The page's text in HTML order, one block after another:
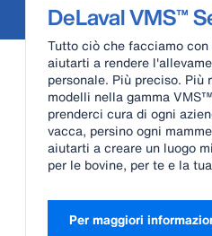
DeLaval VMS™
Tutto ciò che facciamo
aiutarti a rendere
personale. Più preciso. Più
modelli nella gamma
prenderci cura di ogni
vacca, persino ogni
aiutarti a creare un luogo
per le bovine, per te e la
Per maggiori